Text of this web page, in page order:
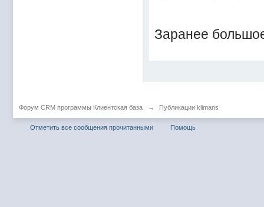
Заранее
Форум CRM программы Клиентская база → Публикации klimans
Отметить все сообщения прочитанными Помощь